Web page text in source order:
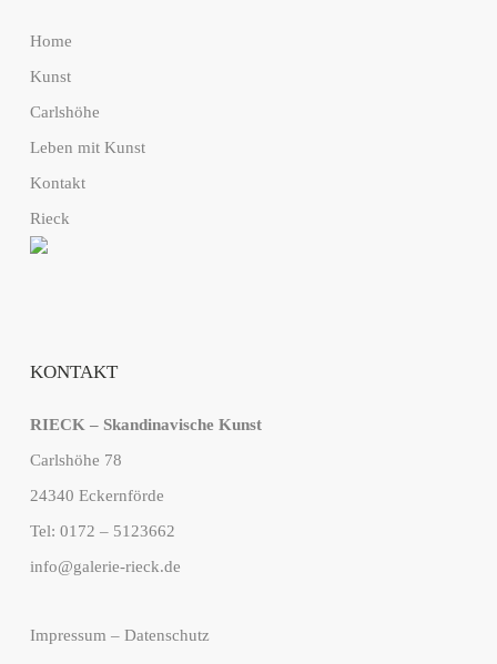
Home
Kunst
Carlshöhe
Leben mit Kunst
Kontakt
Rieck
KONTAKT
RIECK – Skandinavische Kunst
Carlshöhe 78
24340 Eckernförde
Tel: 0172 – 5123662
info@galerie-rieck.de
Impressum – Datenschutz